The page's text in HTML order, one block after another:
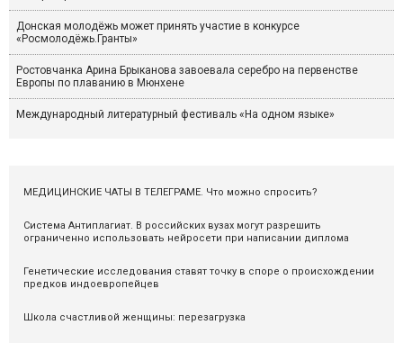
Донская молодёжь может принять участие в конкурсе
«Росмолодёжь.Гранты»
Ростовчанка Арина Брыканова завоевала серебро на первенстве
Европы по плаванию в Мюнхене
Международный литературный фестиваль «На одном языке»
МЕДИЦИНСКИЕ ЧАТЫ В ТЕЛЕГРАМЕ. Что можно спросить?
Система Антиплагиат. В российских вузах могут разрешить
ограниченно использовать нейросети при написании диплома
Генетические исследования ставят точку в споре о происхождении
предков индоевропейцев
Школа счастливой женщины: перезагрузка